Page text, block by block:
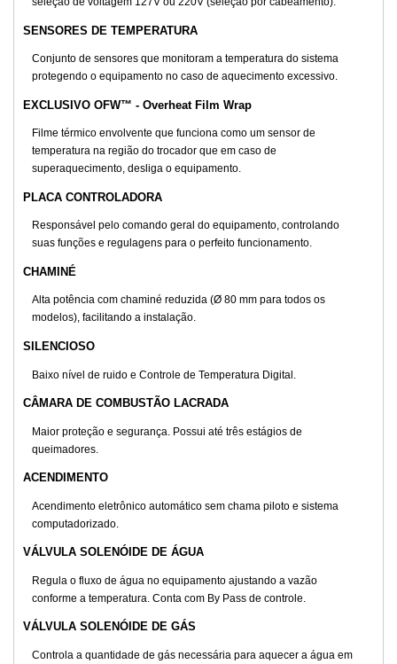
SENSORES DE TEMPERATURA
Conjunto de sensores que monitoram a temperatura do sistema
protegendo o equipamento no caso de aquecimento excessivo.
EXCLUSIVO OFW™ - Overheat Film Wrap
Filme térmico envolvente que funciona como um sensor de
temperatura na região do trocador que em caso de
superaquecimento, desliga o equipamento.
PLACA CONTROLADORA
Responsável pelo comando geral do equipamento, controlando
suas funções e regulagens para o perfeito funcionamento.
CHAMINÉ
Alta potência com chaminé reduzida (Ø 80 mm para todos os
modelos), facilitando a instalação.
SILENCIOSO
Baixo nível de ruido e Controle de Temperatura Digital.
CÂMARA DE COMBUSTÃO LACRADA
Maior proteção e segurança. Possui até três estágios de
queimadores.
ACENDIMENTO
Acendimento eletrônico automático sem chama piloto e sistema
computadorizado.
VÁLVULA SOLENÓIDE DE ÁGUA
Regula o fluxo de água no equipamento ajustando a vazão
conforme a temperatura. Conta com By Pass de controle.
VÁLVULA SOLENÓIDE DE GÁS
Controla a quantidade de gás necessária para aquecer a água em